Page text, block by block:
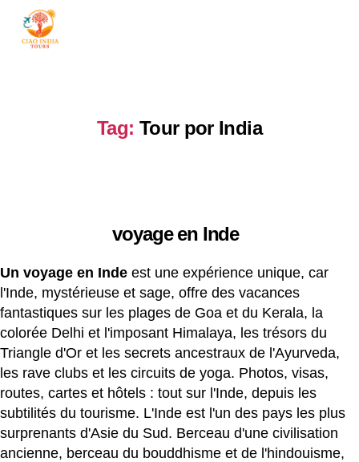
Tag: Tour por India
voyage en Inde
Un voyage en Inde est une expérience unique, car
l'Inde, mystérieuse et sage, offre des vacances
fantastiques sur les plages de Goa et du Kerala, la
colorée Delhi et l'imposant Himalaya, les trésors du
Triangle d'Or et les secrets ancestraux de l'Ayurveda,
les rave clubs et les circuits de yoga. Photos, visas,
routes, cartes et hôtels : tout sur l'Inde, depuis les
subtilités du tourisme. L'Inde est l'un des pays les plus
surprenants d'Asie du Sud. Berceau d'une civilisation
ancienne, berceau du bouddhisme et de l'hindouisme,